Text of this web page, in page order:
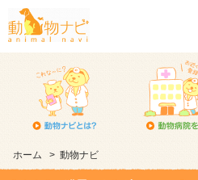
ホーム > 動物ナビ